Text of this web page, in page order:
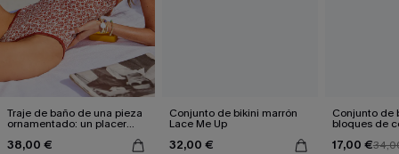
Traje de baño de una pieza
ornamentado: un placer
38,00 €
Conjunto de bikini marrón
Lace Me Up
32,00 €
Conjunto de
bloques de
17,00 €